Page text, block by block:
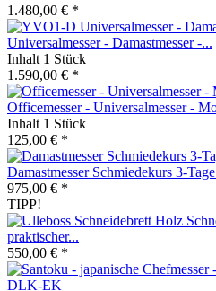
1.480,00 € *
Universalmesser - Damastmesser -...
Inhalt 1 Stück
1.590,00 € *
Officemesser - Universalmesser -
Inhalt 1 Stück
125,00 € *
Damastmesser Schmiedekurs 3-
975,00 € *
TIPP!
Holz
praktischer...
550,00 € *